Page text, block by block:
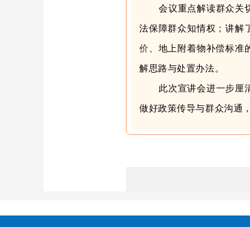
会议重点解读群众关
法保障群众知情权；讲解
价 、地上附着物补偿标
解思路与处置办法。
此次宣讲会进一步厘
做好政策传导与群众沟通